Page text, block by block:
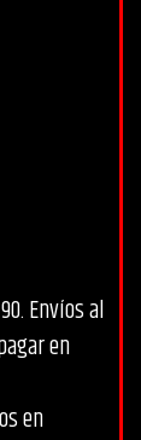
Envíos al
en
en